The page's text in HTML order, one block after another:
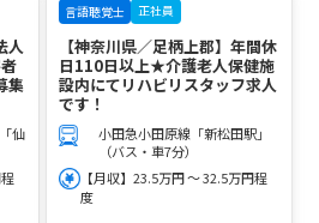
人
集
仙
言語聴覚士 正社員
【神奈川県／足柄上郡】年間休
日110日以上★介護老人保健施
設内にてリハビリスタッフ求人
です！
小田急小田原線「新松田駅」
（バス・車7分）
【月収】23.5万円 ～ 32.5万円程
度